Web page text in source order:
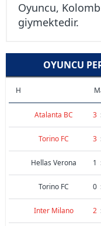
Oyuncu,
giymektedir.
OYUNCU
H
Atalanta BC 3
Torino FC 3
Hellas Verona 1
Torino FC 0
Inter Milano 2